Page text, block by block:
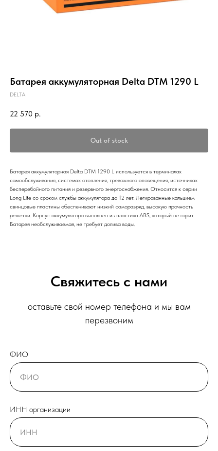
Батарея аккумуляторная Delta DTM 1290 L
DELTA
22 570 р.
Out of stock
Батарея аккумуляторная Delta DTM 1290 L используется в терминалах
самообслуживания, системах отопления, тревожного оповещения, источниках
бесперебойного питания и резервного энергоснабжения. Относится к серии
Long Life со сроком службы аккумулятора до 12 лет. Легированные кальцием
свинцовые пластины обеспечивают низкий саморазряд, высокую прочность
решетки. Корпус аккумулятора выполнен из пластика ABS, который не горит.
Батарея необслуживаемая, не требует долива воды.
Свяжитесь с нами
оставьте свой номер телефона и мы вам
перезвоним
ФИО
ИНН организации